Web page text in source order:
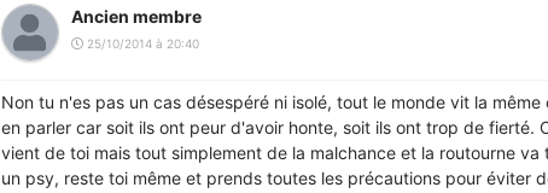
Ancien membre
25/10/2014 à 20:40
Non tu n'es pas un cas désespéré ni isolé, tout le monde vit la
en parler car soit ils ont peur d'avoir honte, soit ils ont trop de fierté.
vient de toi mais tout simplement de la malchance et la routourne
un psy, reste toi même et prends toutes les précautions pour éviter